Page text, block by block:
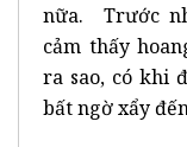
nữa. Trước
cảm thấy
ra sao, có khi
bất ngờ xẩy